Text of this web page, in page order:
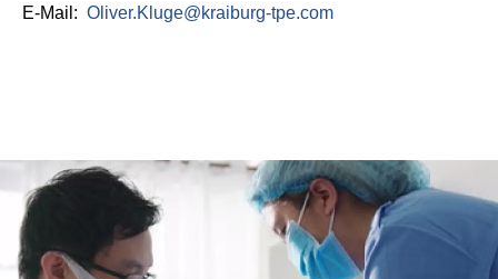
E-Mail: Oliver.Kluge@kraiburg-tpe.com